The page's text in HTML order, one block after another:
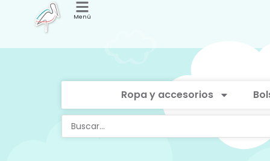
Menú
Ropa y accesorios